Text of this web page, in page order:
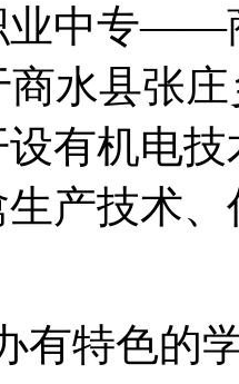
业中专——
商水县张
有机电
产技术
有特色的